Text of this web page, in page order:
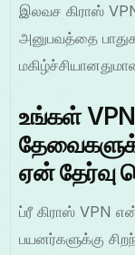
இலவச கிராஸ்
அனுபவத்தை
உங்கள்
ஏன் தேர்வு
ப்ரீ கிராஸ் VPN
பயனர்களுக்கு